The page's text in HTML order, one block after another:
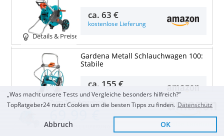
Zum Top Angebot
KOSTENLOSE LIEFERUNG Sofort Lieferbar
Details & Preise
ca.63 €
kostenlose Lieferung
Details & Preise
Gardena Metall Schlauchwagen 100:
Stabile
ca. 155 €
kostenlose Lieferung
Gardena CleverRoll M Metall:
Schlauchwagen
„Was macht unsere Tests und Vergleiche besonders hilfreich?“
TopRatgeber24 nutzt Cookies um die besten Tipps zu finden. Datenschutz
Abbruch OK